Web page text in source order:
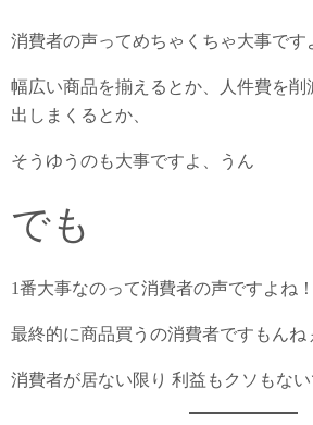
消費者の声ってめちゃくちゃ大事です
幅広い商品を揃えるとか、人件費を削
出しまくるとか、
そうゆうのも大事ですよ、うん
でも
1番大事なのって消費者の声ですよね
最終的に商品買うの消費者ですもんね
消費者が居ない限り 利益もクソもない